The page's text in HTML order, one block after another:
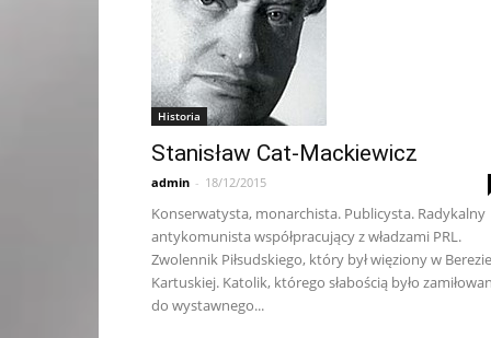
Historia
Stanisław Cat-Mackiewicz
admin - 18/12/2015
Konserwatysta, monarchista. Publicysta. Radykalny
antykomunista współpracujący z władzami PRL.
Zwolennik Piłsudskiego, który był więziony w Berezie
Kartuskiej. Katolik, którego słabością było
do wystawnego...